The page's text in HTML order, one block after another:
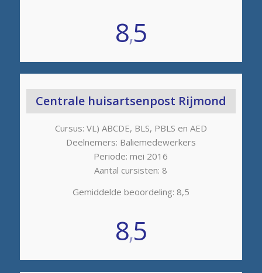
8,5
Centrale huisartsenpost Rijmond
Cursus: VL) ABCDE, BLS, PBLS en AED
Deelnemers: Baliemedewerkers
Periode: mei 2016
Aantal cursisten: 8
Gemiddelde beoordeling: 8,5
8,5